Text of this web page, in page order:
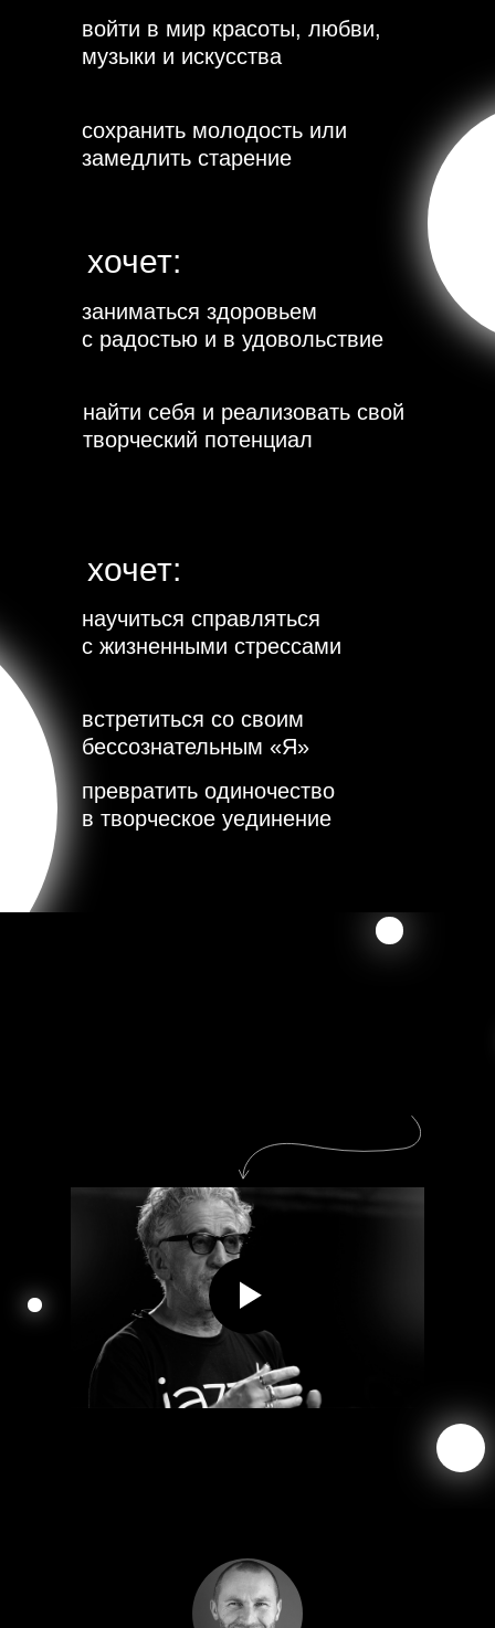
войти в мир красоты, любви,
музыки и искусства
сохранить молодость или
замедлить старение
заниматься здоровьем
с радостью и в удовольствие
найти себя и реализовать свой
творческий потенциал
научиться справляться
с жизненными стрессами
встретиться со своим
бессознательным «Я»
превратить одиночество
в творческое уединение
хочет:
хочет: